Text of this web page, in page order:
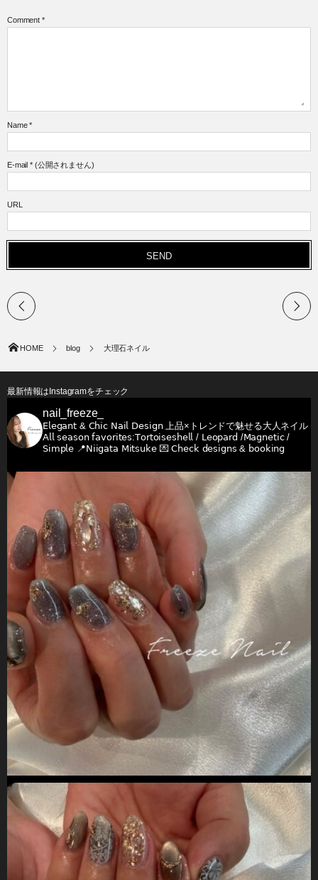
Comment *
Name *
E-mail *(公開されません)
URL
HOME blog 大理石ネイル
最新情報はInstagramをチェック
nail_freeze_
𝖤𝗅𝖾𝗀𝖺𝗇𝗍 & 𝖢𝗁𝗂𝖼 𝖭𝖺𝗂𝗅 𝖣𝖾𝗌𝗂𝗀𝗇上品×トレンドで魅せる大人ネイル
𝖠𝗅𝗅 𝗌𝖾𝖺𝗌𝗈𝗇 𝖿𝖺𝗏𝗈𝗋𝗂𝗍𝖾𝗌:𝖳𝗈𝗋𝗍𝗈𝗂𝗌𝖾𝗌𝗁𝖾𝗅𝗅 / 𝖫𝖾𝗈𝗉𝖺𝗋𝖽 /𝖬𝖺𝗀𝗇𝖾𝗍𝗂𝖼 /
𝖲𝗂𝗆𝗉𝗅𝖾 📍𝖭𝗂𝗂𝗀𝖺𝗍𝖺 𝖬𝗂𝗍𝗌𝗎𝗄𝖾💌 𝖢𝗁𝖾𝖼𝗄 𝖽𝖾𝗌𝗂𝗀𝗇𝗌 & 𝖻𝗈𝗈𝗄𝗂𝗇𝗀